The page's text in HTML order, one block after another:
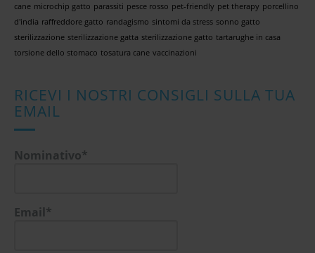
cane microchip gatto parassiti pesce rosso pet-friendly pet therapy porcellino
d'india raffreddore gatto randagismo sintomi da stress sonno gatto
sterilizzazione sterilizzazione gatta sterilizzazione gatto tartarughe in casa
torsione dello stomaco tosatura cane vaccinazioni
RICEVI I NOSTRI CONSIGLI SULLA TUA
EMAIL
Nominativo*
Email*